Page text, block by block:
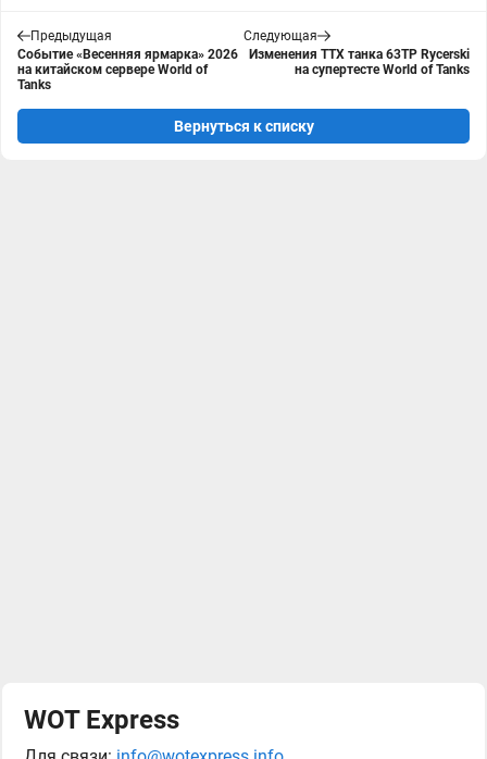
Предыдущая
Событие «Весенняя ярмарка» 2026
на китайском сервере World of
Tanks
Следующая
Изменения ТТХ танка 63TP Rycerski
на супертесте World of Tanks
Вернуться к списку
WOT Express